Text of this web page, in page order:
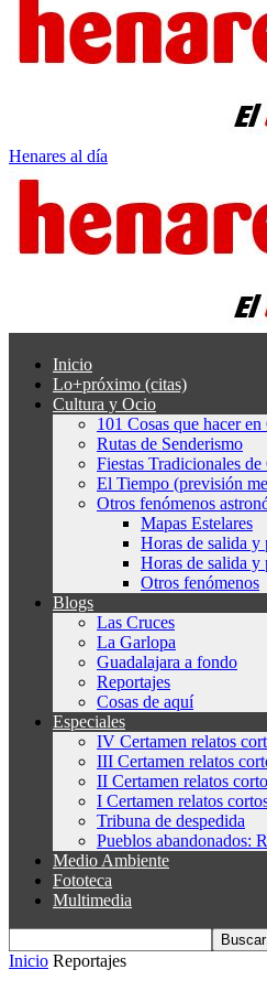
Henares al día
Inicio
Lo+próximo (citas)
Cultura y Ocio
101 Cosas que hacer en
Rutas de Senderismo
Fiestas Tradicionales de
El Tiempo (previsión
Otros fenómenos
Mapas Estelares
Horas de salida y
Horas de salida y
Otros fenómenos
Blogs
Las Cruces
La Garlopa
Guadalajara a fondo
Reportajes
Cosas de aquí
Especiales
IV Certamen relatos
III Certamen relatos
II Certamen relatos
I Certamen relatos
Tribuna de despedida
Pueblos abandonados:
Medio Ambiente
Fototeca
Multimedia
Inicio Reportajes